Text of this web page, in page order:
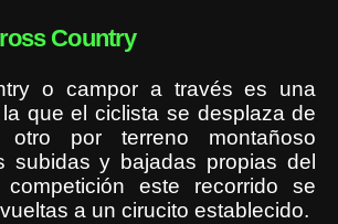
Country
o campor a través es una
que el ciclista se desplaza de
por terreno montañoso
subidas y bajadas propias del
competición este recorrido se
a un cirucito establecido.